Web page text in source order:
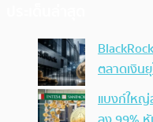
ตลาดเงิน
แบงก์ใหญ่